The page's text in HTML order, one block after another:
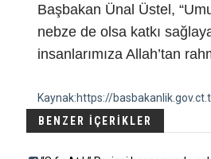
Başbakan Ünal Üstel,
nebze de olsa katkı
insanlarımıza Allah’tan
Kaynak:https://
BENZER İÇERİKLER